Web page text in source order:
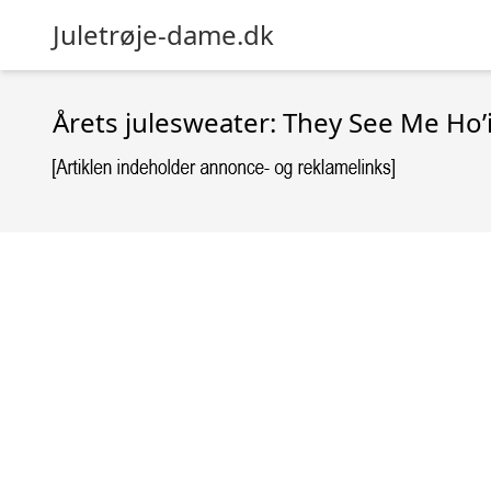
Juletrøje-dame.dk
Årets julesweater: They See Me